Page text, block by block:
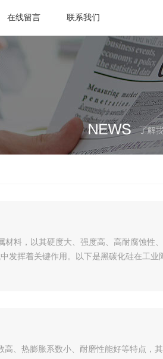
在线留言 联系我们
材料，以其硬度大、强度高、高耐腐蚀性
发挥着关键作用。以下是黑碳化硅在工业
、热膨胀系数小、耐磨性能好等特点，